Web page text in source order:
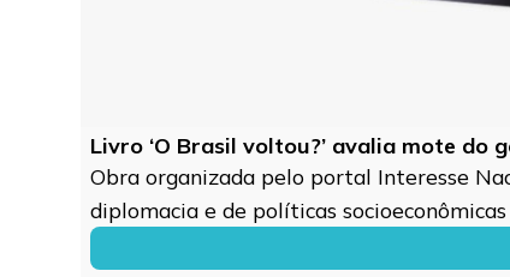
Livro ‘O Brasil voltou?’ avalia mote do
Obra organizada pelo portal Interesse
diplomacia e de políticas